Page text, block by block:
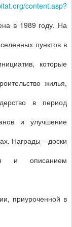
content.asp?
в 1989 году. На
пунктов в
которые
жилья,
в период
и улучшение
Награды - доски
и описанием
приуроченной в